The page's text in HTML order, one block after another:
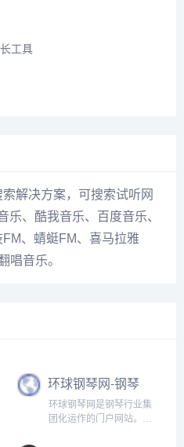
工具
解决方案，可搜索试听网
乐、酷我音乐、百度音乐、
、蜻蜓FM、喜马拉雅
唱音乐。
环球钢琴网-钢琴
曲-钢琴谱-钢琴入
门-钢琴考级
环球钢琴网是钢琴行业集
团化运作的门户网站。网